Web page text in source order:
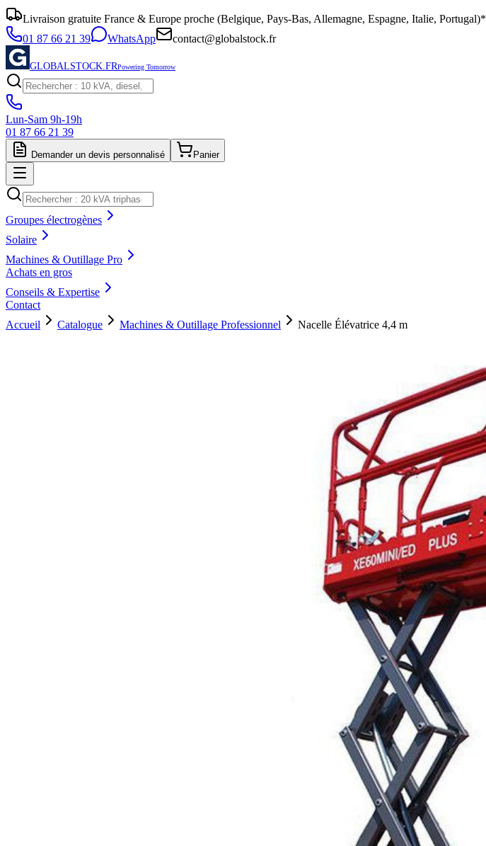
Livraison gratuite France & Europe proche (Belgique, Pays-Bas, Allemagne, Espagne, Italie, Portugal)*
01 87 66 21 39
WhatsApp contact@globalstock.fr
GLOBALSTOCK.FRPowering Tomorrow
Lun-Sam 9h-19h
01 87 66 21 39
Demander un devis personnalisé Panier
Groupes électrogènes
Solaire
Machines & Outillage Pro
Achats en gros
Conseils & Expertise
Contact
Accueil
Catalogue Machines & Outillage Professionnel Nacelle Élévatrice 4,4 m